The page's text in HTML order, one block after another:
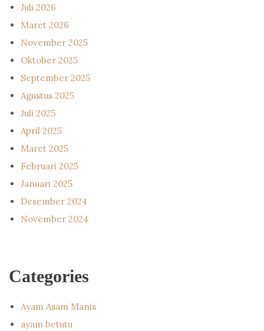
Juli 2026
Maret 2026
November 2025
Oktober 2025
September 2025
Agustus 2025
Juli 2025
April 2025
Maret 2025
Februari 2025
Januari 2025
Desember 2024
November 2024
Categories
Ayam Asam Manis
ayam betutu